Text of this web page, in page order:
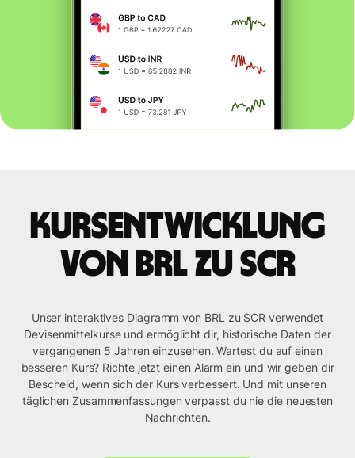
Kursentwicklung
von BRL zu SCR
Unser interaktives Diagramm von BRL zu SCR verwendet
Devisenmittelkurse und ermöglicht dir, historische Daten der
vergangenen 5 Jahren einzusehen. Wartest du auf einen
besseren Kurs? Richte jetzt einen Alarm ein und wir geben dir
Bescheid, wenn sich der Kurs verbessert. Und mit unseren
täglichen Zusammenfassungen verpasst du nie die neuesten
Nachrichten.